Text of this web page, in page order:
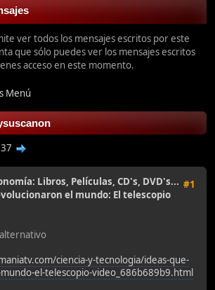
ver todos los mensajes escritos por este
que sólo puedes ver los mensajes escritos
acceso en este momento.
Menú
#1
Libros, Películas, CD's, DVD's...
el mundo: El telescopio
ciencia-y-tecnologia/ideas-que-
el-telescopio-video_686b689b9.html